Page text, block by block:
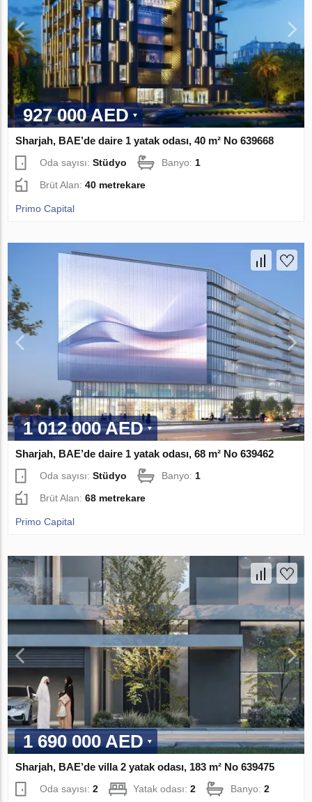
927 000 AED
Sharjah, BAE’de daire 1 yatak odası, 40 m² No 639668
Oda sayısı:Stüdyo Banyo: 1
Brüt Alan:40 metrekare
Primo Capital
1 012 000 AED
Sharjah, BAE’de daire 1 yatak odası, 68 m² No 639462
Oda sayısı:Stüdyo Banyo: 1
Brüt Alan:68 metrekare
Primo Capital
1 690 000 AED
Sharjah, BAE’de villa 2 yatak odası, 183 m² No 639475
Oda sayısı:2 Yatak odası:2 Banyo:2